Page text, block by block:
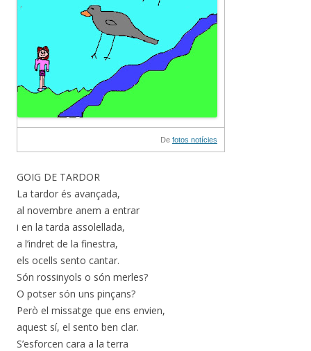
De fotos notícies
GOIG DE TARDOR
La tardor és avançada,
al novembre anem a entrar
i en la tarda assolellada,
a l’indret de la finestra,
els ocells sento cantar.
Són rossinyols o són merles?
O potser són uns pinçans?
Però el missatge que ens envien,
aquest sí, el sento ben clar.
S’esforcen cara a la terra